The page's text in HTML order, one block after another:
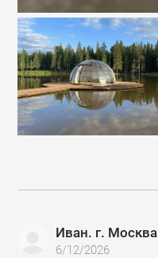
Иван. г. Москва
6/12/2026